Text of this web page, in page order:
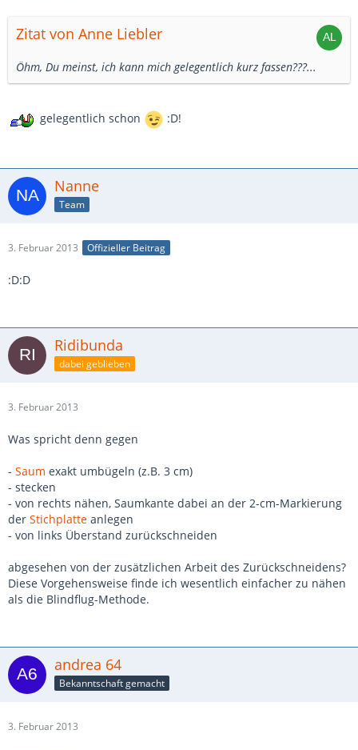
Zitat von Anne Liebler
Öhm, Du meinst, ich kann mich gelegentlich kurz fassen???...
gelegentlich schon :D!
Nanne
Team
3. Februar 2013 Offizieller Beitrag
:D:D
Ridibunda
dabei geblieben
3. Februar 2013
Was spricht denn gegen
- Saum exakt umbügeln (z.B. 3 cm)
- stecken
- von rechts nähen, Saumkante dabei an der 2-cm-Markierung
der Stichplatte anlegen
- von links Überstand zurückschneiden
abgesehen von der zusätzlichen Arbeit des Zurückschneidens?
Diese Vorgehensweise finde ich wesentlich einfacher zu nähen
als die Blindflug-Methode.
andrea 64
Bekanntschaft gemacht
3. Februar 2013